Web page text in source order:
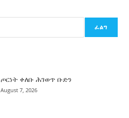
ፈልግ
ጦርነት ቀለቡ ሕገወጥ ቡድን
August 7, 2026